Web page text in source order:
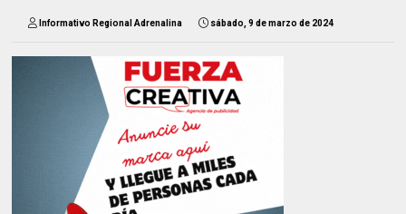
Informativo Regional Adrenalina sábado, 9 de marzo de 2024